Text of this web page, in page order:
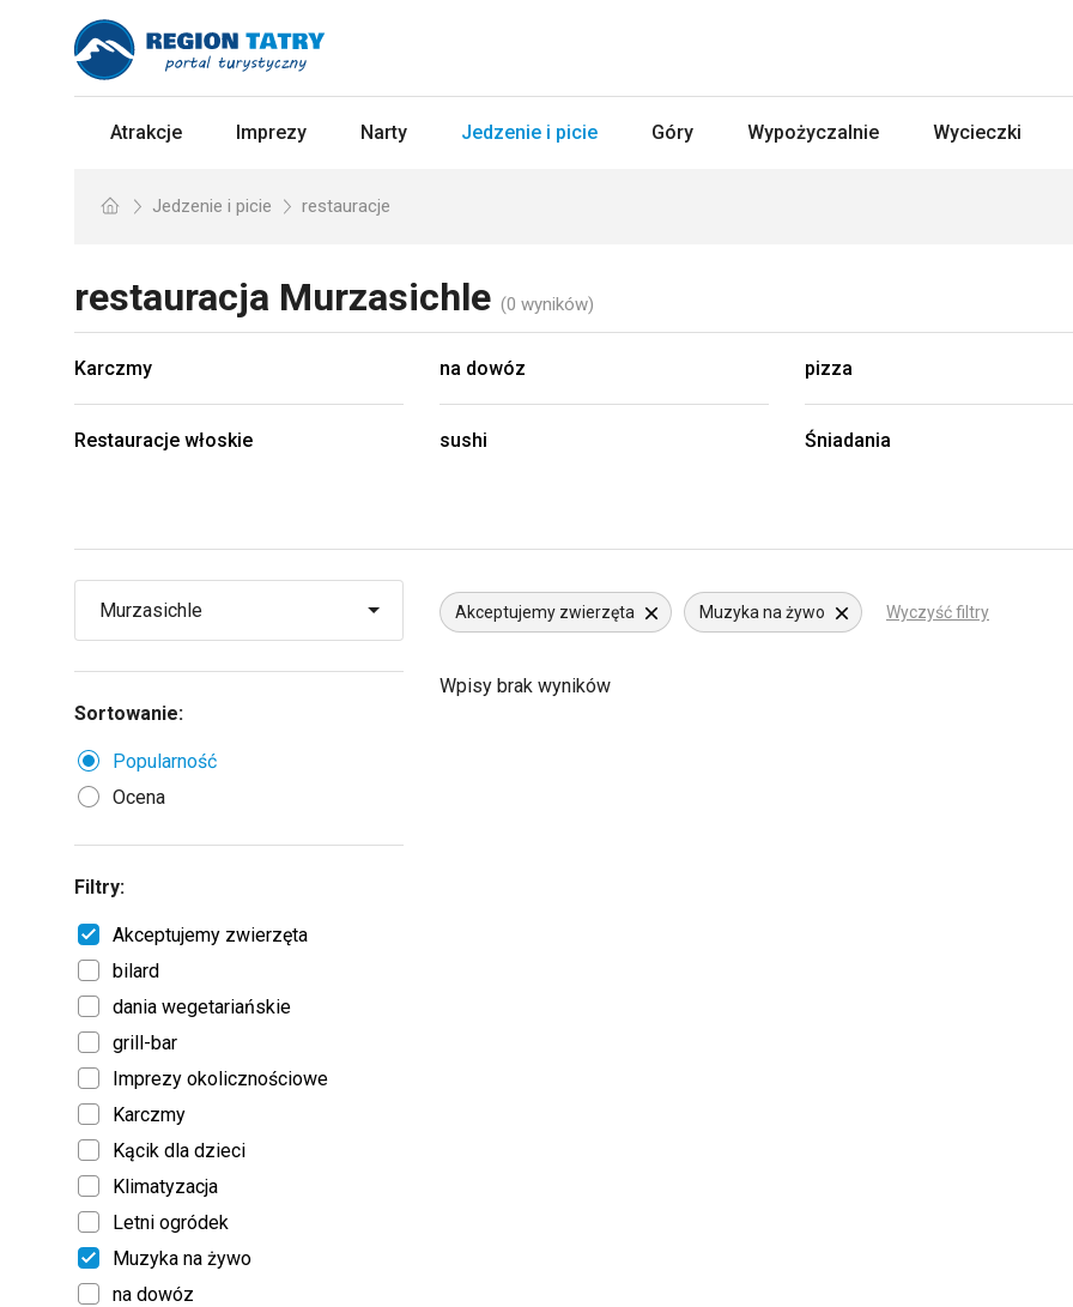
Atrakcje Imprezy Narty Jedzenie i picie Góry Wypożyczalnie Wycieczki
Jedzenie i picie restauracje
restauracja Murzasichle (0 wyników)
Karczmy na dowóz pizza
Restauracje włoskie sushi Śniadania
Akceptujemy zwierzęta Muzyka na żywo Wyczyść filtry
Wpisy brak wyników
Sortowanie:
Popularność
Ocena
Filtry:
Akceptujemy zwierzęta
bilard
dania wegetariańskie
grill-bar
Imprezy okolicznościowe
Karczmy
Kącik dla dzieci
Klimatyzacja
Letni ogródek
Muzyka na żywo
na dowóz